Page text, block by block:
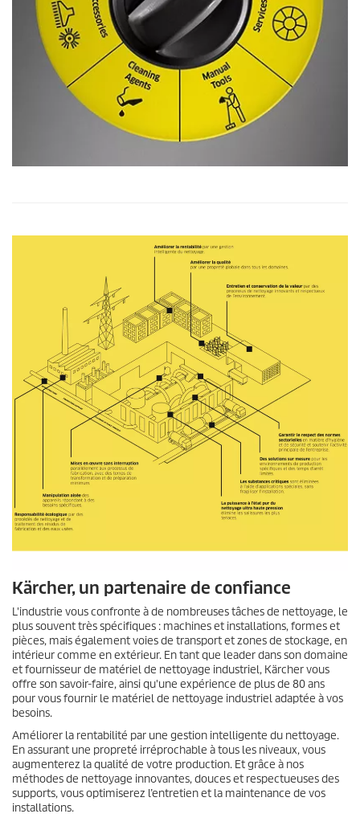
Kärcher, un partenaire de confiance
L'industrie vous confronte à de nombreuses tâches de nettoyage, le
plus souvent très spécifiques : machines et installations, formes et
pièces, mais également voies de transport et zones de stockage, en
intérieur comme en extérieur. En tant que leader dans son domaine
et fournisseur de matériel de nettoyage industriel, Kärcher vous
offre son savoir-faire, ainsi qu'une expérience de plus de 80 ans
pour vous fournir le matériel de nettoyage industriel adaptée à vos
besoins.
Améliorer la rentabilité par une gestion intelligente du nettoyage.
En assurant une propreté irréprochable à tous les niveaux, vous
augmenterez la qualité de votre production. Et grâce à nos
méthodes de nettoyage innovantes, douces et respectueuses des
supports, vous optimiserez l’entretien et la maintenance de vos
installations.